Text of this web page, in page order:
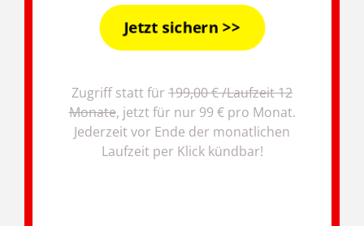
Jetzt sichern >>
Zugriff statt für 199,00 € /Laufzeit 12
Monate, jetzt für nur 99 € pro Monat.
Jederzeit vor Ende der monatlichen
Laufzeit per Klick kündbar!